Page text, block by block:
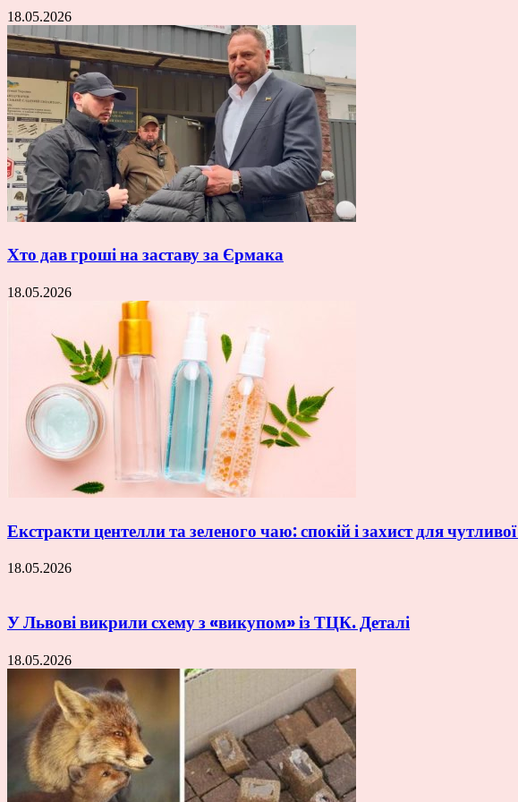
18.05.2026
Хто дав гроші на заставу за Єрмака
18.05.2026
Екстракти центелли та зеленого чаю: спокій і захист для
18.05.2026
У Львові викрили схему з «викупом» із ТЦК. Деталі
18.05.2026